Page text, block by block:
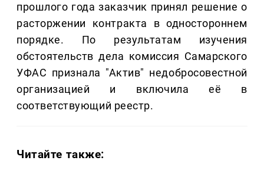
прошлого года заказчик принял решение о
расторжении контракта в одностороннем
порядке. По результатам изучения
обстоятельств дела комиссия Самарского
УФАС признала "Актив" недобросовестной
организацией и включила её в
соответствующий реестр.
Читайте также: